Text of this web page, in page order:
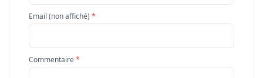
Email (non affiché) *
Commentaire*